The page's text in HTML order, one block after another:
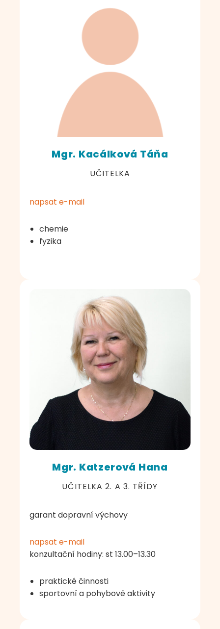
Mgr. Kacálková Táňa
UČITELKA
napsat e-mail
chemie
fyzika
Mgr. Katzerová Hana
UČITELKA 2. A 3. TŘÍDY
garant dopravní výchovy
napsat e-mail
konzultační hodiny: st 13.00–13.30
praktické činnosti
sportovní a pohybové aktivity